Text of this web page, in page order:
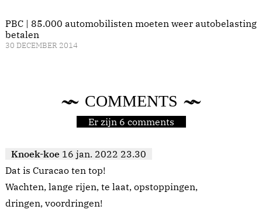
PBC | 85.000 automobilisten moeten weer autobelasting
betalen
30 DECEMBER 2014
COMMENTS
Er zijn 6 comments
Knoek-koe 16 jan. 2022 23.30
Dat is Curacao ten top!
Wachten, lange rijen, te laat, opstoppingen,
dringen, voordringen!